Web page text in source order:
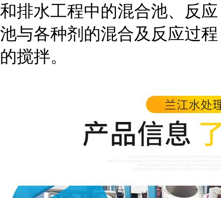
和排水工程中的混合池、反应
池与各种剂的混合及反应过程
的搅拌。